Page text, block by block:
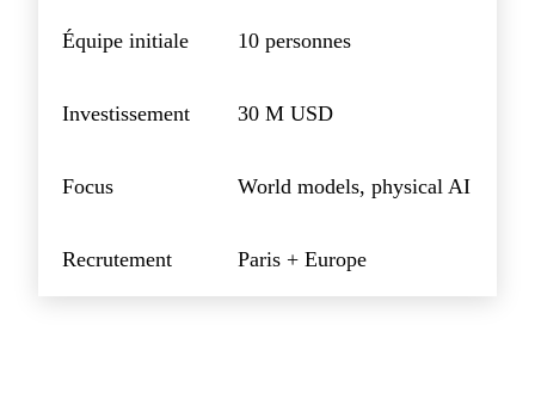
Équipe initiale 10 personnes
Investissement 30 M USD
Focus World models, physical AI
Recrutement Paris + Europe